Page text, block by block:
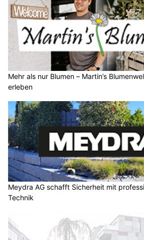
Mehr als nur Blumen – Martin’s
erleben
Meydra AG schafft Sicherheit mit
Technik